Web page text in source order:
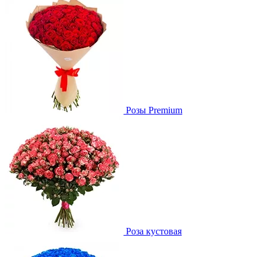
Розы Premium
Роза кустовая